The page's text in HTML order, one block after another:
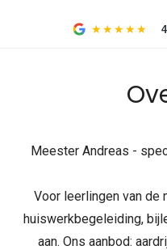
Meester Andreas -
Voor leerlingen van de
huiswerkbegeleiding,
aan. Ons aanbod: